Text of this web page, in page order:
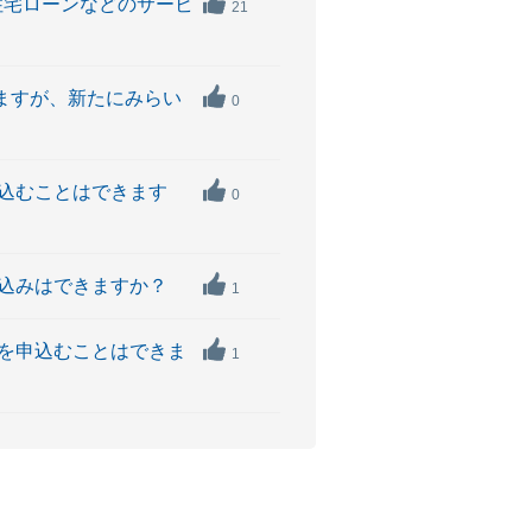
ローンなどのサービ 21
すが、新たにみらい 0
むことはできます 0
みはできますか？ 1
申込むことはできま 1